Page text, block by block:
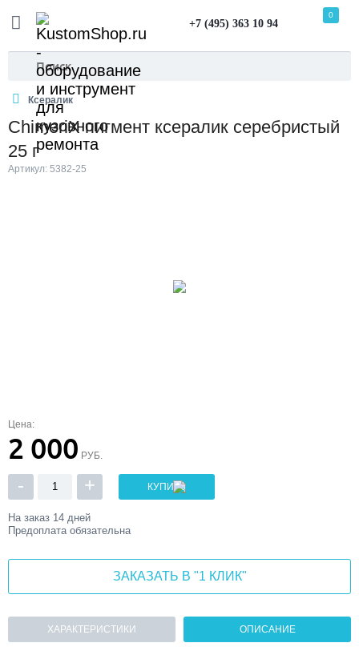
+7 (495) 363 10 94
0
Ксералик
ChimeriX пигмент ксералик серебристый
25 г
Артикул: 5382-25
Цена:
2 000 РУБ.
- + КУПИТЬ
На заказ 14 дней
Предоплата обязательна
ЗАКАЗАТЬ В "1 КЛИК"
ХАРАКТЕРИСТИКИ ОПИСАНИЕ